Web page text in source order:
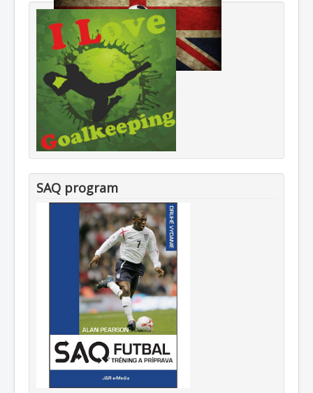
SAQ program